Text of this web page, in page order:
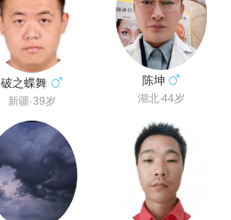
破之蝶舞
新疆·39岁
陈坤
湖北·44岁